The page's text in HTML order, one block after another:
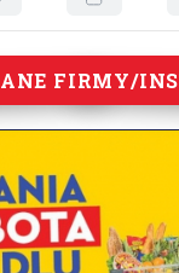
FIRMY/